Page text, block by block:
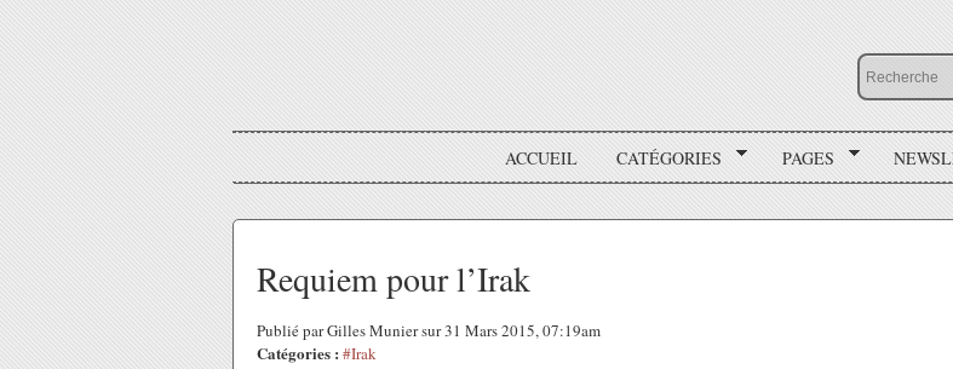
ACCUEIL CATÉGORIES PAGES
Requiem pour l’Irak
Publié par Gilles Munier sur 31 Mars 2015, 07:19am
Catégories : #Irak